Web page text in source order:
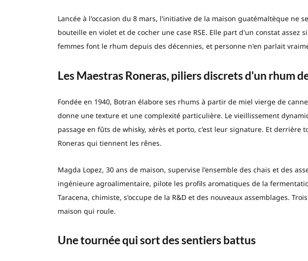
Lancée à l'occasion du 8 mars, l'initiative de la maison guatémaltèque ne
bouteille en violet et de cocher une case RSE. Elle part d'un constat assez
femmes font le rhum depuis des décennies, et personne n'en parlait
Les Maestras Roneras, piliers discrets d'un rhum
Fondée en 1940, Botran élabore ses rhums à partir de miel vierge de
donne une texture et une complexité particulière. Le vieillissement
passage en fûts de whisky, xérès et porto, c'est leur signature. Et derrière
Roneras qui tiennent les rênes.
Magda Lopez, 30 ans de maison, supervise l'ensemble des chais et des
ingénieure agroalimentaire, pilote les profils aromatiques de la
Taracena, chimiste, s'occupe de la R&D et des nouveaux assemblages.
maison qui roule.
Une tournée qui sort des sentiers battus